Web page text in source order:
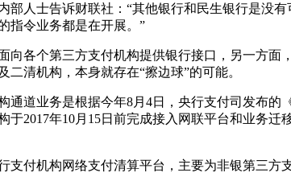
人士告诉财联社：“其他银行和民生银行是没有
指令业务都是在开展。”
各个第三方支付机构提供银行接口，另一方面
二清机构，本身就存在“擦边球”的可能。
道业务是根据今年8月4日，央行支付司发布的
于2017年10月15日前完成接入网联平台和业务
付机构网络支付清算平台，主要为非银第三方支